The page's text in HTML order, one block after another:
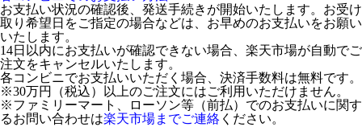
お支払い状況の確認後、発送手続きが開始いたします。お受け
取り希望日をご指定の場合などは、お早めのお支払いをお願い
いたします。
14日以内にお支払いが確認できない場合、楽天市場が自動でご
注文をキャンセルいたします。
各コンビニでお支払いいただく場合、決済手数料は無料です。
※30万円（税込）以上のご注文にはご利用いただけません。
※ファミリーマート、ローソン等（前払）でのお支払いに関す
るお問い合わせは楽天市場までご連絡 ください。